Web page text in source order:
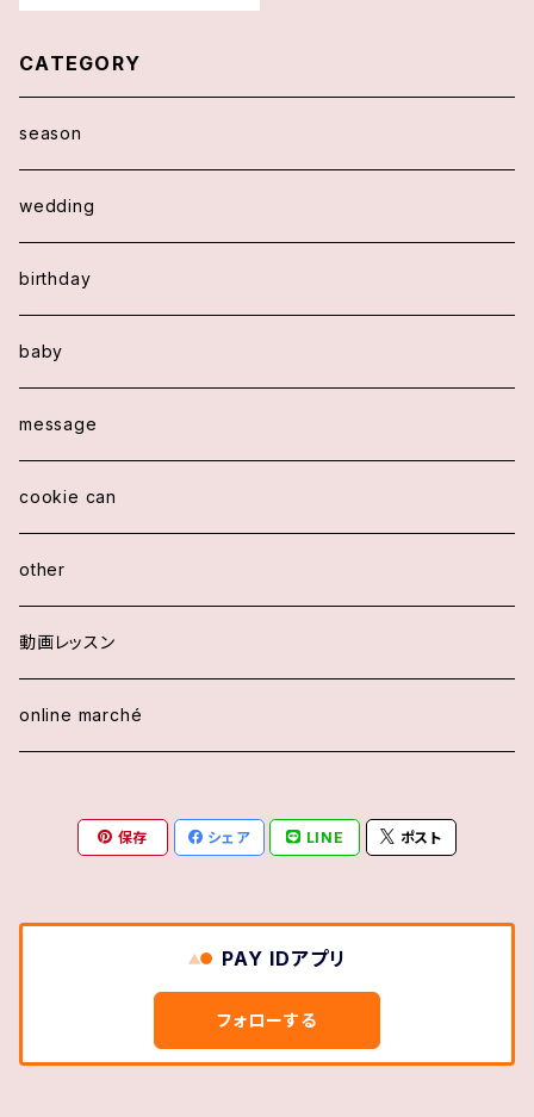
CATEGORY
season
wedding
birthday
baby
message
cookie can
other
動画レッスン
online marché
保存 シェア LINE ポスト
PAY IDアプリ
フォローする